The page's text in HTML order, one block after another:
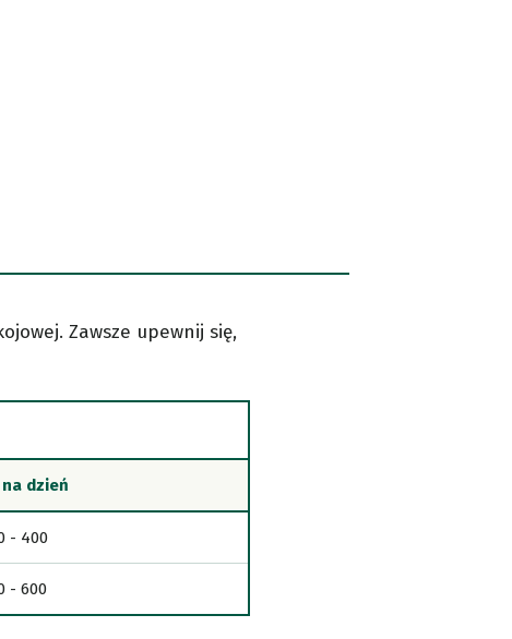
Zawsze upewnij się,
na dzień
- 400
- 600